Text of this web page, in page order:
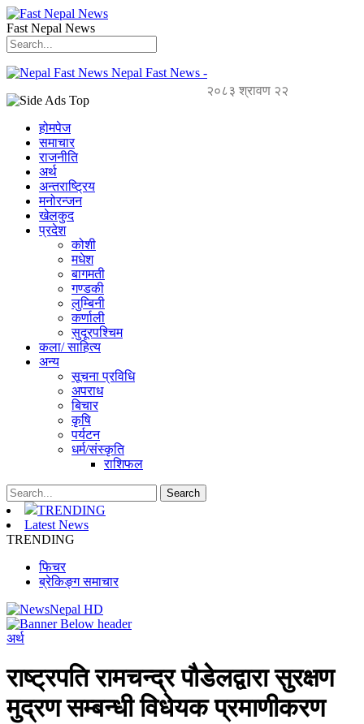
Fast Nepal News
Nepal Fast News -
२०८३ श्रावण २२
होमपेज
समाचार
राजनीति
अर्थ
अन्तराष्ट्रिय
मनोरन्जन
खेलकुद
प्रदेश
कोशी
मधेश
बागमती
गण्डकी
लुम्बिनी
कर्णाली
सुदूरपश्चिम
कला/ साहित्य
अन्य
सूचना प्रविधि
अपराध
बिचार
कृषि
पर्यटन
धर्म/संस्कृति
राशिफल
TRENDING
Latest News
TRENDING
फिचर
ब्रेकिङ्ग समाचार
अर्थ
राष्ट्रपति रामचन्द्र पौडेलद्वारा सुरक्षण
मुद्रण सम्बन्धी विधेयक प्रमाणीकरण